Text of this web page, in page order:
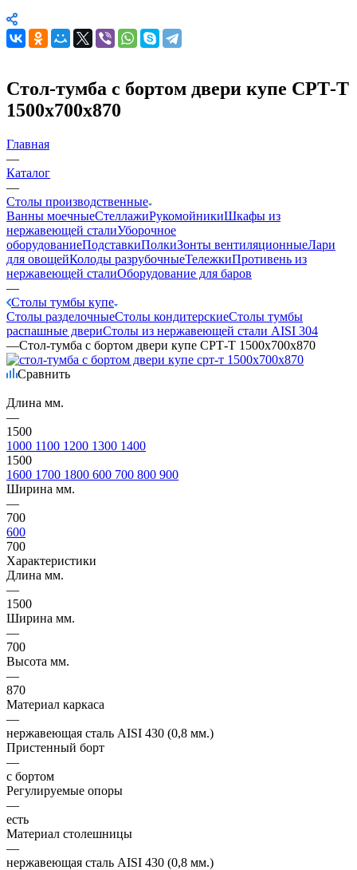
Стол-тумба с бортом двери купе СРТ-Т
1500х700х870
Главная
—
Каталог
—
Столы производственные
Ванны моечныеСтеллажиРукомойникиШкафы из
нержавеющей сталиУборочное
оборудованиеПодставкиПолкиЗонты вентиляционныеЛари
для овощейКолоды разрубочныеТележкиПротивень из
нержавеющей сталиОборудование для баров
—
Столы тумбы купе
Столы разделочныеСтолы кондитерскиеСтолы тумбы
распашные двериСтолы из нержавеющей стали AISI 304
—Стол-тумба с бортом двери купе СРТ-Т 1500х700х870
Сравнить
Длина мм.
—
1500
1000 1100 1200 1300 1400
1500
1600 1700 1800 600 700 800 900
Ширина мм.
—
700
600
700
Характеристики
Длина мм.
—
1500
Ширина мм.
—
700
Высота мм.
—
870
Материал каркаса
—
нержавеющая сталь AISI 430 (0,8 мм.)
Пристенный борт
—
с бортом
Регулируемые опоры
—
есть
Материал столешницы
—
нержавеющая сталь AISI 430 (0,8 мм.)